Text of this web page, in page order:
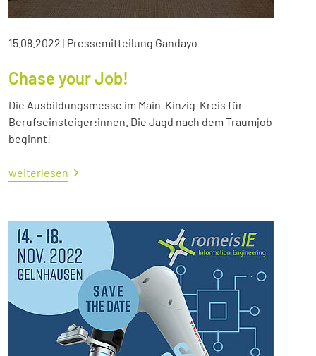
15.08.2022 | Pressemitteilung Gandayo
Chase your Job!
Die Ausbildungsmesse im Main-Kinzig-Kreis für
Berufseinsteiger:innen. Die Jagd nach dem Traumjob
beginnt!
weiterlesen